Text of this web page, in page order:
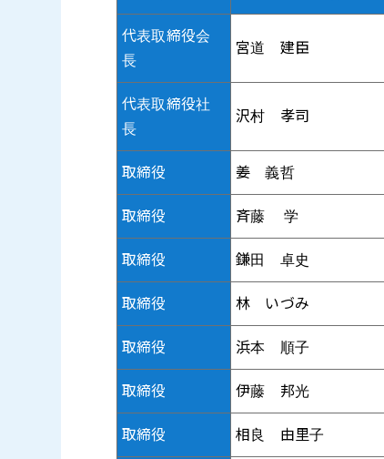
代表取締役会
長
宮道 建臣
代表取締役社
長
沢村 孝司
取締役 姜 義哲
取締役 斉藤 学
取締役 鎌田 卓史
取締役 林 いづみ
取締役 浜本 順子
取締役 伊藤 邦光
取締役 相良 由里子